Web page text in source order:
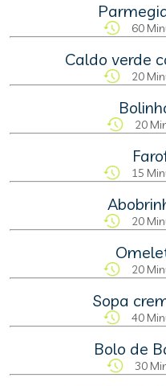
60
Caldo verde
20
20
15
20
20
Sopa
40
Bolo de
30